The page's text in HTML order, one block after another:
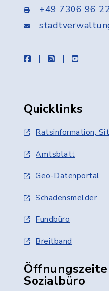
+49 7306 96
facebookinstagramyoutube
Quicklinks
Ratsinformation,
Amtsblatt
Geo-Datenportal
Schadensmelder
Fundbüro
Breitband
Sozialbüro